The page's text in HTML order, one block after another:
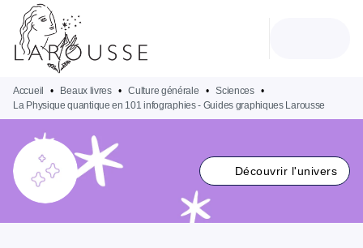
MENU
PIED DE PAGE
Accueil • Beaux livres • Culture générale • Sciences •
La Physique quantique en 101 infographies - Guides graphiques Larousse
Découvrir l'univers